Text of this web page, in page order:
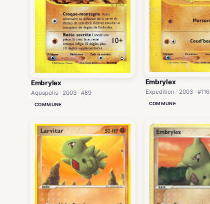
Embrylex
Aquapolis · 2003 · #89
COMMUNE
Embrylex
Expedition · 2003 · #116
COMMUNE